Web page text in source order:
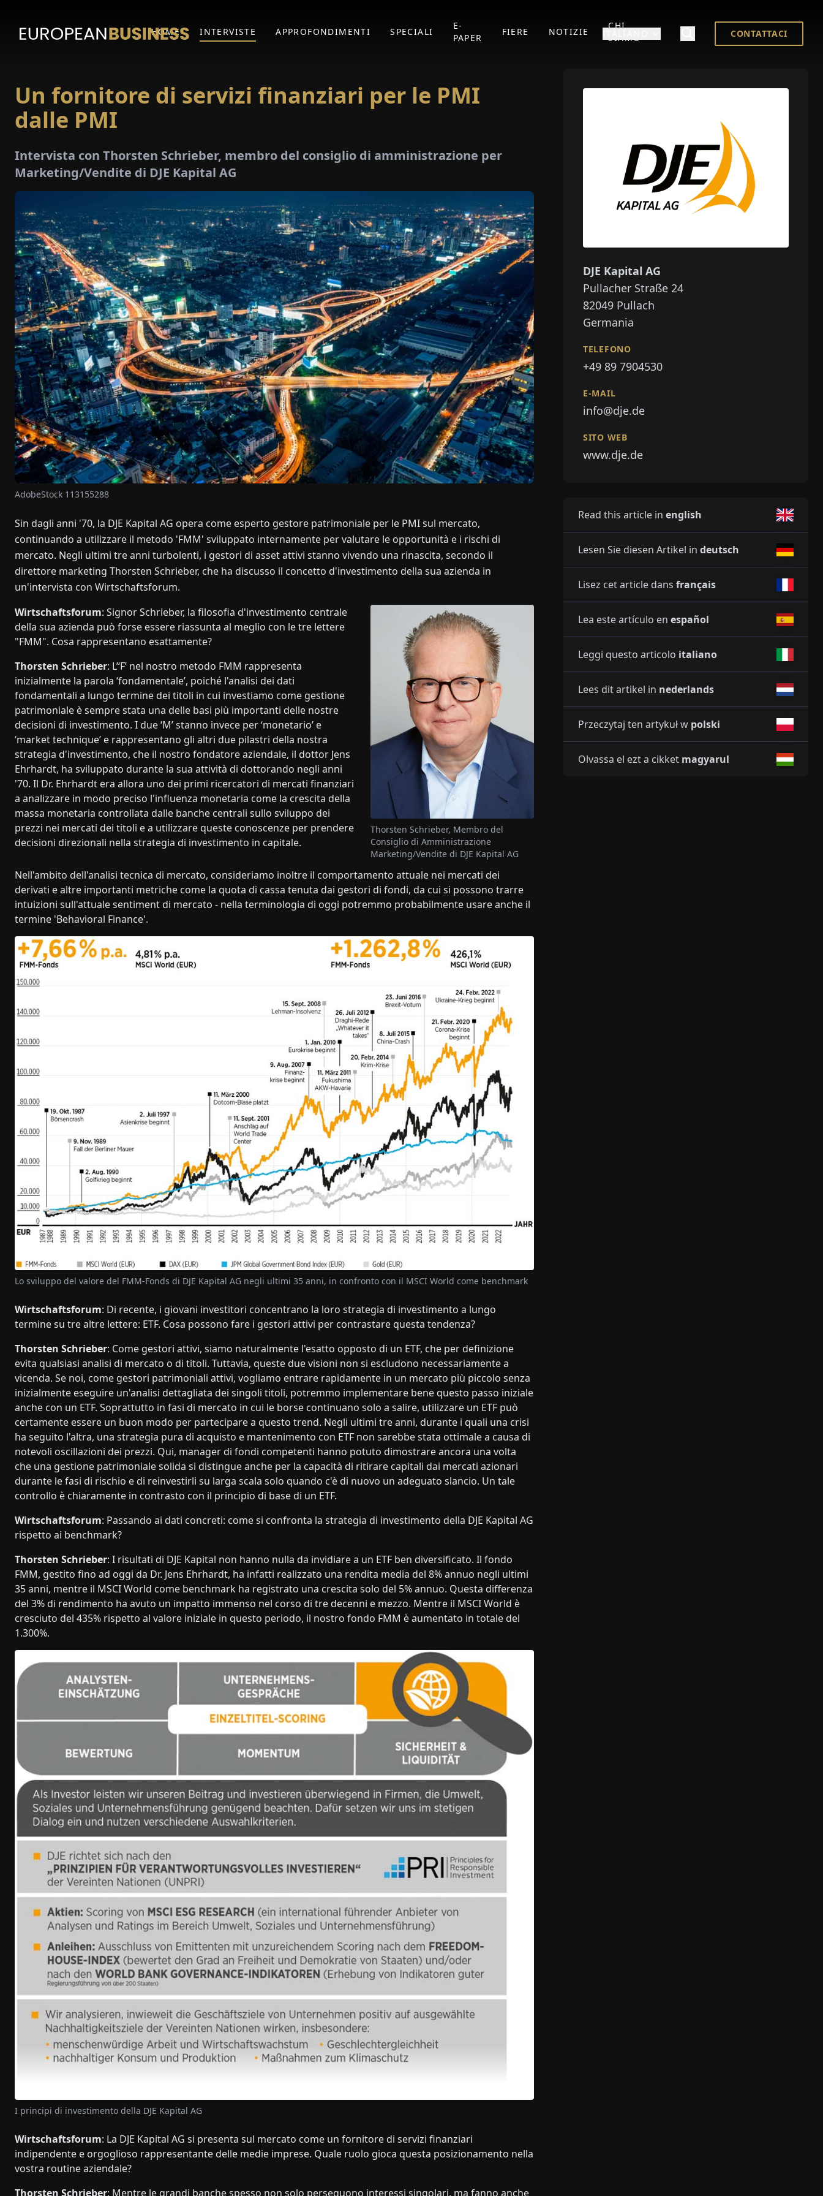
HOME INTERVISTE APPROFONDIMENTI SPECIALI
E-
PAPER
FIERE NOTIZIE
CHI
SIAMO
CONTATTACI
Un fornitore di servizi finanziari per le PMI
dalle PMI
Intervista con Thorsten Schrieber, membro del consiglio di amministrazione per
Marketing/Vendite di DJE Kapital AG
AdobeStock 113155288
Sin dagli anni '70, la DJE Kapital AG opera come esperto gestore patrimoniale per le PMI sul mercato,
continuando a utilizzare il metodo 'FMM' sviluppato internamente per valutare le opportunità e i rischi di
mercato. Negli ultimi tre anni turbolenti, i gestori di asset attivi stanno vivendo una rinascita, secondo il
direttore marketing Thorsten Schrieber, che ha discusso il concetto d'investimento della sua azienda in
un'intervista con Wirtschaftsforum.
Wirtschaftsforum: Signor Schrieber, la filosofia d'investimento centrale
della sua azienda può forse essere riassunta al meglio con le tre lettere
"FMM". Cosa rappresentano esattamente?
Thorsten Schrieber: L’‘F’ nel nostro metodo FMM rappresenta
inizialmente la parola ‘fondamentale’, poiché l'analisi dei dati
fondamentali a lungo termine dei titoli in cui investiamo come gestione
patrimoniale è sempre stata una delle basi più importanti delle nostre
decisioni di investimento. I due ‘M’ stanno invece per ‘monetario’ e
‘market technique’ e rappresentano gli altri due pilastri della nostra
strategia d'investimento, che il nostro fondatore aziendale, il dottor Jens
Ehrhardt, ha sviluppato durante la sua attività di dottorando negli anni
'70. Il Dr. Ehrhardt era allora uno dei primi ricercatori di mercati finanziari
a analizzare in modo preciso l'influenza monetaria come la crescita della
massa monetaria controllata dalle banche centrali sullo sviluppo dei
prezzi nei mercati dei titoli e a utilizzare queste conoscenze per prendere
decisioni direzionali nella strategia di investimento in capitale.
Thorsten Schrieber, Membro del
Consiglio di Amministrazione
Marketing/Vendite di DJE Kapital AG
Nell'ambito dell'analisi tecnica di mercato, consideriamo inoltre il comportamento attuale nei mercati dei
derivati e altre importanti metriche come la quota di cassa tenuta dai gestori di fondi, da cui si possono trarre
intuizioni sull'attuale sentiment di mercato - nella terminologia di oggi potremmo probabilmente usare anche il
termine 'Behavioral Finance'.
Lo sviluppo del valore del FMM-Fonds di DJE Kapital AG negli ultimi 35 anni, in confronto con il MSCI World come benchmark
Wirtschaftsforum: Di recente, i giovani investitori concentrano la loro strategia di investimento a lungo
termine su tre altre lettere: ETF. Cosa possono fare i gestori attivi per contrastare questa tendenza?
Thorsten Schrieber: Come gestori attivi, siamo naturalmente l'esatto opposto di un ETF, che per definizione
evita qualsiasi analisi di mercato o di titoli. Tuttavia, queste due visioni non si escludono necessariamente a
vicenda. Se noi, come gestori patrimoniali attivi, vogliamo entrare rapidamente in un mercato più piccolo senza
inizialmente eseguire un'analisi dettagliata dei singoli titoli, potremmo implementare bene questo passo iniziale
anche con un ETF. Soprattutto in fasi di mercato in cui le borse continuano solo a salire, utilizzare un ETF può
certamente essere un buon modo per partecipare a questo trend. Negli ultimi tre anni, durante i quali una crisi
ha seguito l'altra, una strategia pura di acquisto e mantenimento con ETF non sarebbe stata ottimale a causa di
notevoli oscillazioni dei prezzi. Qui, manager di fondi competenti hanno potuto dimostrare ancora una volta
che una gestione patrimoniale solida si distingue anche per la capacità di ritirare capitali dai mercati azionari
durante le fasi di rischio e di reinvestirli su larga scala solo quando c'è di nuovo un adeguato slancio. Un tale
controllo è chiaramente in contrasto con il principio di base di un ETF.
Wirtschaftsforum: Passando ai dati concreti: come si confronta la strategia di investimento della DJE Kapital AG
rispetto ai benchmark?
Thorsten Schrieber: I risultati di DJE Kapital non hanno nulla da invidiare a un ETF ben diversificato. Il fondo
FMM, gestito fino ad oggi da Dr. Jens Ehrhardt, ha infatti realizzato una rendita media del 8% annuo negli ultimi
35 anni, mentre il MSCI World come benchmark ha registrato una crescita solo del 5% annuo. Questa differenza
del 3% di rendimento ha avuto un impatto immenso nel corso di tre decenni e mezzo. Mentre il MSCI World è
cresciuto del 435% rispetto al valore iniziale in questo periodo, il nostro fondo FMM è aumentato in totale del
1.300%.
I principi di investimento della DJE Kapital AG
Wirtschaftsforum: La DJE Kapital AG si presenta sul mercato come un fornitore di servizi finanziari
indipendente e orgoglioso rappresentante delle medie imprese. Quale ruolo gioca questa posizionamento nella
vostra routine aziendale?
Thorsten Schrieber: Mentre le grandi banche spesso non solo perseguono interessi singolari, ma fanno anche
DJE Kapital AG
Pullacher Straße 24
82049 Pullach
Germania
TELEFONO
+49 89 7904530
E-MAIL
info@dje.de
SITO WEB
www.dje.de
Read this article in english
Lesen Sie diesen Artikel in deutsch
Lisez cet article dans français
Lea este artículo en español
Leggi questo articolo italiano
Lees dit artikel in nederlands
Przeczytaj ten artykuł w polski
Olvassa el ezt a cikket magyarul